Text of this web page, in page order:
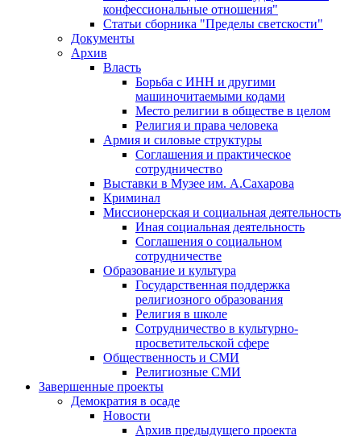
конфессиональные отношения"
Статьи сборника "Пределы светскости"
Документы
Архив
Власть
Борьба с ИНН и другими
машиночитаемыми кодами
Место религии в обществе в целом
Религия и права человека
Армия и силовые структуры
Соглашения и практическое
сотрудничество
Выставки в Музее им. А.Сахарова
Криминал
Миссионерская и социальная деятельность
Иная социальная деятельность
Соглашения о социальном
сотрудничестве
Образование и культура
Государственная поддержка
религиозного образования
Религия в школе
Сотрудничество в культурно-
просветительской сфере
Общественность и СМИ
Религиозные СМИ
Завершенные проекты
Демократия в осаде
Новости
Архив предыдущего проекта